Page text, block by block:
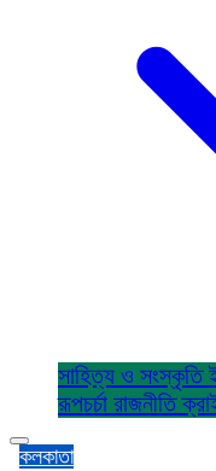
সাহিত্য ও সংস্কৃতি
রূপচর্চা রাজনীতি
কলকাতা